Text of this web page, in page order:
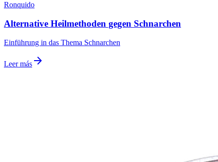
Ronquido
Alternative Heilmethoden gegen Schnarchen
Einführung in das Thema Schnarchen
Leer más arrow_forward